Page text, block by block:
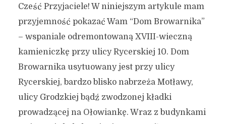
Cześć Przyjaciele! W niniejszym artykule mam
przyjemność pokazać Wam “Dom Browarnika”
– wspaniale odremontowaną XVIII-wieczną
kamieniczkę przy ulicy Rycerskiej 10. Dom
Browarnika usytuowany jest przy ulicy
Rycerskiej, bardzo blisko nabrzeża Motławy,
ulicy Grodzkiej bądź zwodzonej kładki
prowadzącej na Ołowiankę. Wraz z budynkami